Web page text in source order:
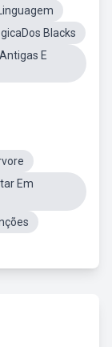
Blacks
E
Em